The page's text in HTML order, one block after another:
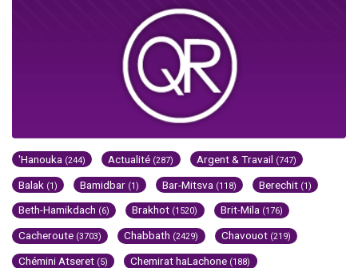
'Hanouka (244) Actualité (287) Argent & Travail (747)
Balak (1) Bamidbar (1) Bar-Mitsva (118) Berechit (1)
Beth-Hamikdach (6) Brakhot (1520) Brit-Mila (176)
Cacheroute (3703) Chabbath (2429) Chavouot (219)
Chémini Atseret (5) Chemirat haLachone (188)